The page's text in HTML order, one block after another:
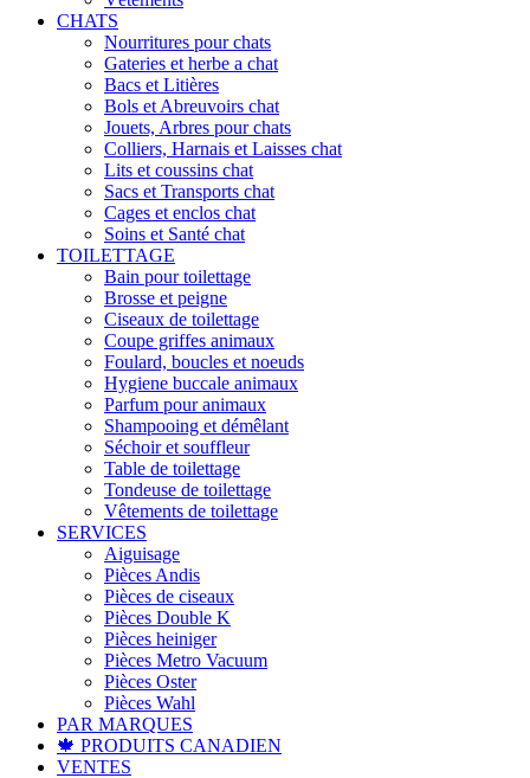
CHATS
Nourritures pour chats
Gateries et herbe a chat
Bacs et Litières
Bols et Abreuvoirs chat
Jouets, Arbres pour chats
Colliers, Harnais et Laisses chat
Lits et coussins chat
Sacs et Transports chat
Cages et enclos chat
Soins et Santé chat
TOILETTAGE
Bain pour toilettage
Brosse et peigne
Ciseaux de toilettage
Coupe griffes animaux
Foulard, boucles et noeuds
Hygiene buccale animaux
Parfum pour animaux
Shampooing et démêlant
Séchoir et souffleur
Table de toilettage
Tondeuse de toilettage
Vêtements de toilettage
SERVICES
Aiguisage
Pièces Andis
Pièces de ciseaux
Pièces Double K
Pièces heiniger
Pièces Metro Vacuum
Pièces Oster
Pièces Wahl
PAR MARQUES
🍁 PRODUITS CANADIEN
VENTES